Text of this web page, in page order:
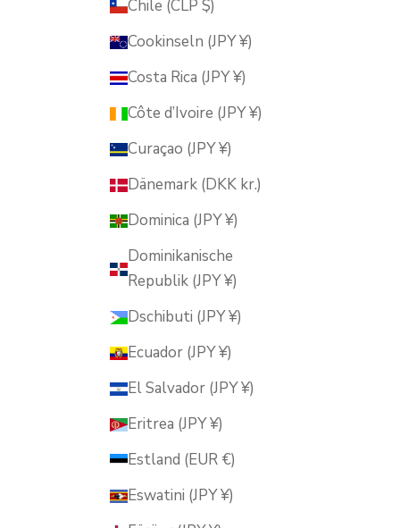
Chile (CLP $)
Cookinseln (JPY ¥)
Costa Rica (JPY ¥)
Côte d’Ivoire (JPY ¥)
Curaçao (JPY ¥)
Dänemark (DKK kr.)
Dominica (JPY ¥)
Dominikanische
Republik (JPY ¥)
Dschibuti (JPY ¥)
Ecuador (JPY ¥)
El Salvador (JPY ¥)
Eritrea (JPY ¥)
Estland (EUR €)
Eswatini (JPY ¥)